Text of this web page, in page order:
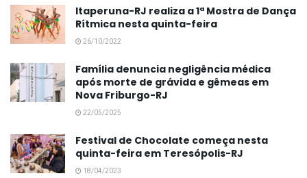
Itaperuna-RJ realiza a 1ª Mostra de Dança
Rítmica nesta quinta-feira
26/10/2022
Família denuncia negligência médica
após morte de grávida e gêmeas em
Nova Friburgo-RJ
22/05/2025
Festival de Chocolate começa nesta
quinta-feira em Teresópolis-RJ
18/04/2023